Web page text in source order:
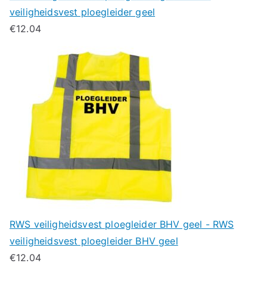
veiligheidsvest ploegleider geel
€12.04
RWS veiligheidsvest ploegleider BHV geel - RWS
veiligheidsvest ploegleider BHV geel
€12.04